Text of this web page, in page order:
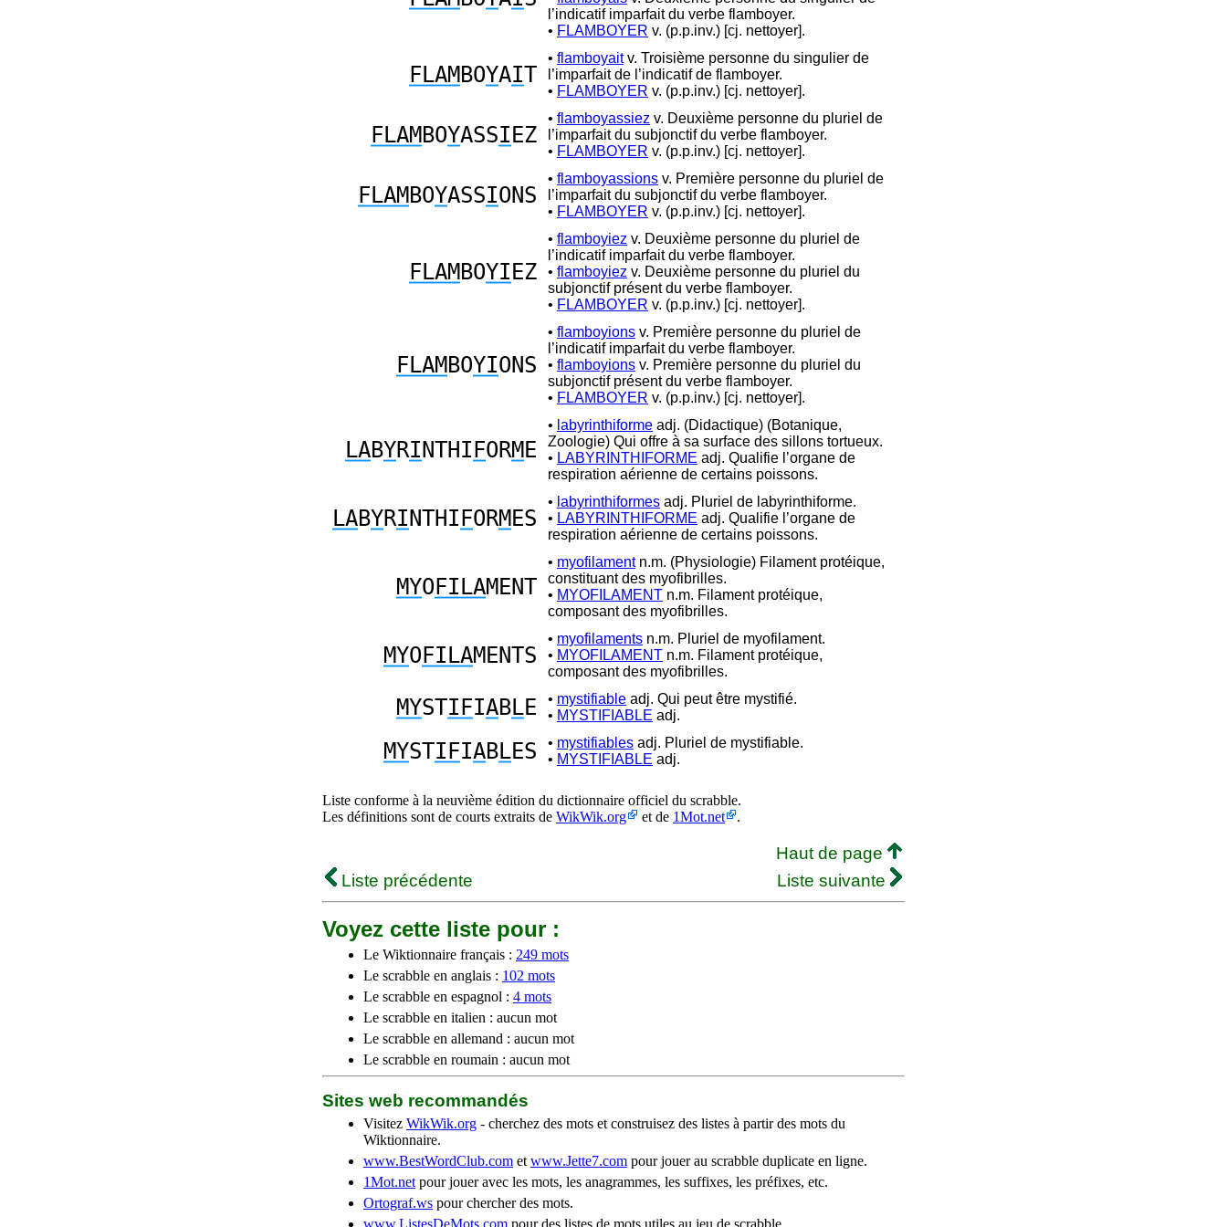
l’indicatif imparfait du verbe flamboyer.
• FLAMBOYER v. (p.p.inv.) [cj. nettoyer].
FLAM BOYAIT
• flamboyaitv. Troisième personne du singulier de
l’imparfait de l’indicatif de flamboyer.
• FLAMBOYER v. (p.p.inv.) [cj. nettoyer].
FLAM BOYASSI EZ
• flamboyassiez v. Deuxième personne du pluriel de
l’imparfait du subjonctif du verbe flamboyer.
• FLAMBOYER v. (p.p.inv.) [cj. nettoyer].
FLAM BOYASSIONS
• flamboyassions v. Première personne du pluriel de
l’imparfait du subjonctif du verbe flamboyer.
• FLAMBOYER v. (p.p.inv.) [cj. nettoyer].
FLAM BOYI EZ
• flamboyiez v. Deuxième personne du pluriel de
l’indicatif imparfait du verbe flamboyer.
• flamboyiez v. Deuxième personne du pluriel du
subjonctif présent du verbe flamboyer.
• FLAMBOYER v. (p.p.inv.) [cj. nettoyer].
FLAM BOYIONS
• flamboyions v. Première personne du pluriel de
l’indicatif imparfait du verbe flamboyer.
• flamboyions v. Première personne du pluriel du
subjonctif présent du verbe flamboyer.
• FLAMBOYER v. (p.p.inv.) [cj. nettoyer].
LABYRI NTHI FORM E
• labyrinthiforme adj. (Didactique) (Botanique,
Zoologie) Qui offre à sa surface des sillons tortueux.
• LABYRINTHIFORME adj. Qualifie l’organe de
respiration aérienne de certains poissons.
LABYRI NTHI FORM ES
• labyrinthiformes adj. Pluriel de labyrinthiforme.
• LABYRINTHIFORME adj. Qualifie l’organe de
respiration aérienne de certains poissons.
MYO FILAMENT
• myofilamentn.m. (Physiologie) Filament protéique,
constituant des myofibrilles.
• MYOFILAMENT n.m. Filament protéique,
composant des myofibrilles.
MYO FILAMENTS
• myofilaments n.m. Pluriel de myofilament.
• MYOFILAMENT n.m. Filament protéique,
composant des myofibrilles.
MYSTIFIABLE • mystifiable adj. Qui peut être mystifié.
• MYSTIFIABLE adj.
MYSTIFIABLES • mystifiables adj. Pluriel de mystifiable.
• MYSTIFIABLE adj.
Liste conforme à la neuvième édition du dictionnaire officiel du scrabble.
Les définitions sont de courts extraits de WikWik.org et de 1Mot.net .
Haut de page
Liste précédente
Liste suivante
Voyez cette liste pour :
Le Wiktionnaire français : 249 mots
Le scrabble en anglais : 102 mots
Le scrabble en espagnol : 4 mots
Le scrabble en italien : aucun mot
Le scrabble en allemand : aucun mot
Le scrabble en roumain : aucun mot
Sites web recommandés
Visitez WikWik.org - cherchez des mots et construisez des listes à partir des mots du
Wiktionnaire.
www.BestWordClub.com et www.Jette7.com pour jouer au scrabble duplicate en ligne.
1Mot.net pour jouer avec les mots, les anagrammes, les suffixes, les préfixes, etc.
Ortograf.ws pour chercher des mots.
www.ListesDeMots.com pour des listes de mots utiles au jeu de scrabble.